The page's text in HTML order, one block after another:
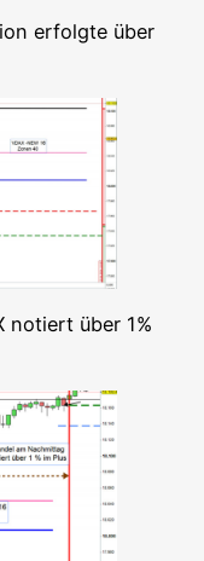
erfolg­te über
notiert über 1%